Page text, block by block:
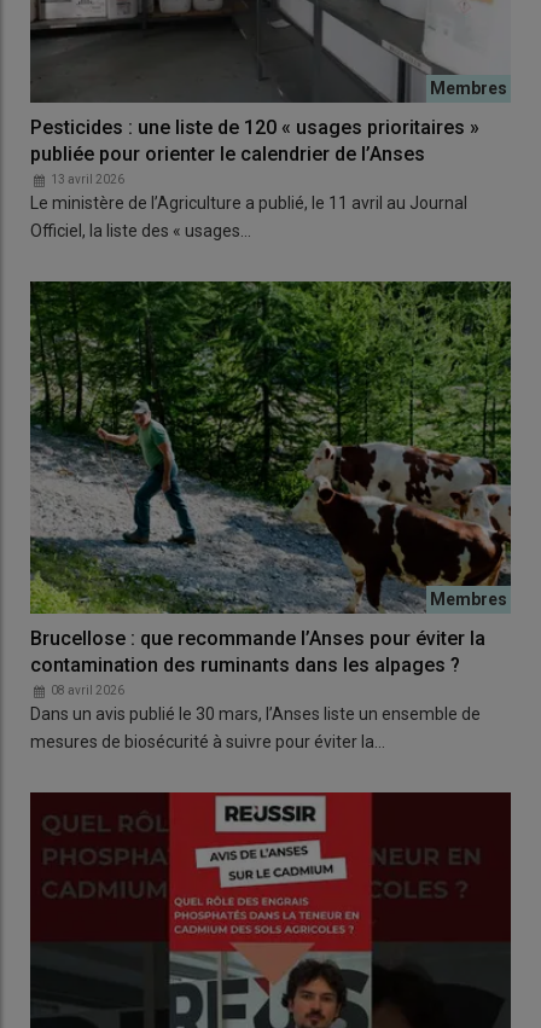
Pesticides : une liste de 120 « usages prioritaires »
publiée pour orienter le calendrier de l’Anses
13 avril 2026
Le ministère de l’Agriculture a publié, le 11 avril au Journal
Officiel, la liste des « usages…
Brucellose : que recommande l’Anses pour éviter la
contamination des ruminants dans les alpages ?
08 avril 2026
Dans un avis publié le 30 mars, l’Anses liste un ensemble de
mesures de biosécurité à suivre pour éviter la…